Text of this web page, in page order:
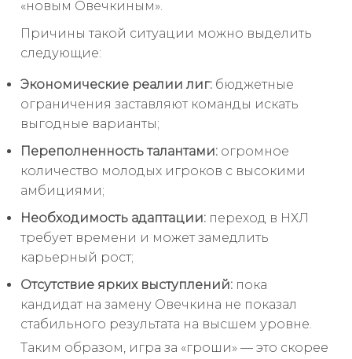
«новым Овечкиным».
Причины такой ситуации можно выделить
следующие:
Экономические реалии лиг: бюджетные
ограничения заставляют команды искать
выгодные варианты;
Переполненность талантами: огромное
количество молодых игроков с высокими
амбициями;
Необходимость адаптации: переход в НХЛ
требует времени и может замедлить
карьерный рост;
Отсутствие ярких выступлений: пока
кандидат на замену Овечкина не показал
стабильного результата на высшем уровне.
Таким образом, игра за «гроши» — это скорее